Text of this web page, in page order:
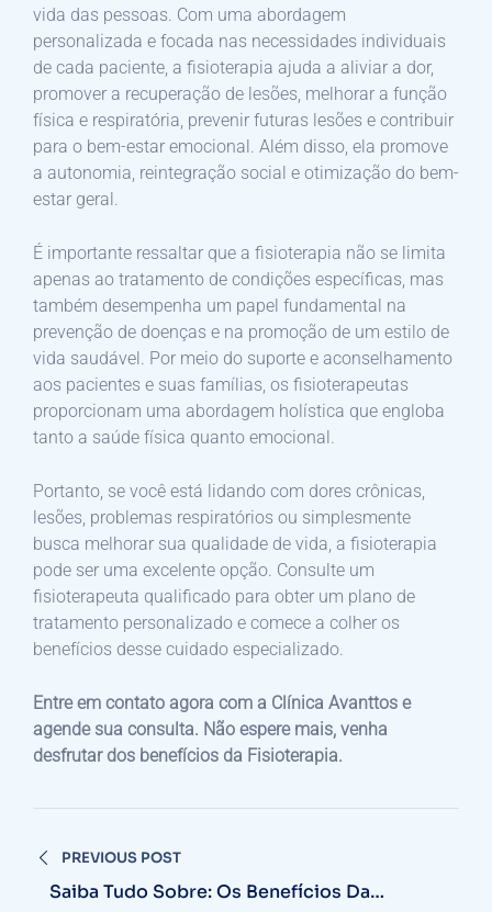
vida das pessoas. Com uma abordagem
personalizada e focada nas necessidades individuais
de cada paciente, a fisioterapia ajuda a aliviar a dor,
promover a recuperação de lesões, melhorar a função
física e respiratória, prevenir futuras lesões e contribuir
para o bem-estar emocional. Além disso, ela promove
a autonomia, reintegração social e otimização do bem-
estar geral.
É importante ressaltar que a fisioterapia não se limita
apenas ao tratamento de condições específicas, mas
também desempenha um papel fundamental na
prevenção de doenças e na promoção de um estilo de
vida saudável. Por meio do suporte e aconselhamento
aos pacientes e suas famílias, os fisioterapeutas
proporcionam uma abordagem holística que engloba
tanto a saúde física quanto emocional.
Portanto, se você está lidando com dores crônicas,
lesões, problemas respiratórios ou simplesmente
busca melhorar sua qualidade de vida, a fisioterapia
pode ser uma excelente opção. Consulte um
fisioterapeuta qualificado para obter um plano de
tratamento personalizado e comece a colher os
benefícios desse cuidado especializado.
Entre em contato agora com a Clínica Avanttos e
agende sua consulta. Não espere mais, venha
desfrutar dos benefícios da Fisioterapia.
de
PREVIOUS POST
Saiba Tudo Sobre: Os Benefícios Da